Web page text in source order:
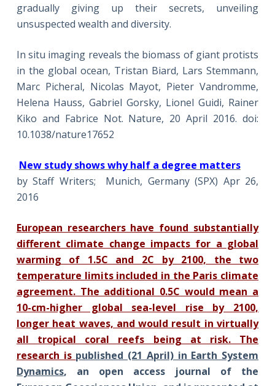
gradually giving up their secrets, unveiling
unsuspected wealth and diversity.
In situ imaging reveals the biomass of giant protists
in the global ocean, Tristan Biard, Lars Stemmann,
Marc Picheral, Nicolas Mayot, Pieter Vandromme,
Helena Hauss, Gabriel Gorsky, Lionel Guidi, Rainer
Kiko and Fabrice Not. Nature, 20 April 2016. doi:
10.1038/nature17652
New study shows why half a degree matters
by Staff Writers; Munich, Germany (SPX) Apr 26,
2016
European researchers have found substantially
different climate change impacts for a global
warming of 1.5C and 2C by 2100, the two
temperature limits included in the Paris climate
agreement. The additional 0.5C would mean a
10-cm-higher global sea-level rise by 2100,
longer heat waves, and would result in virtually
all tropical coral reefs being at risk. The
research is published (21 April) in Earth System
Dynamics, an open access journal of the